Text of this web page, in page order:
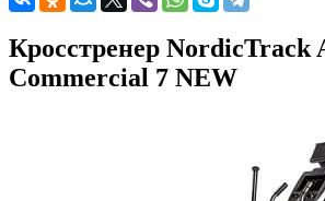
Кросстренер NordicTrack
Commercial 7 NEW